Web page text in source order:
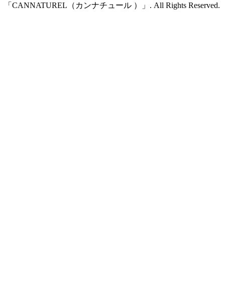
「CANNATUREL（カンナチュール ）」. All Rights Reserved.